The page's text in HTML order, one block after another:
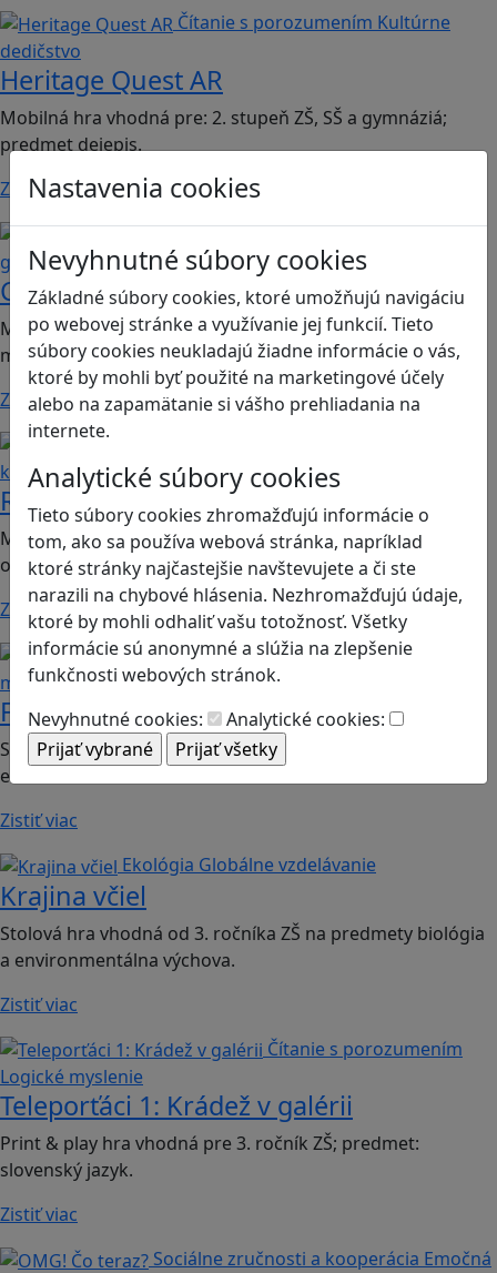
Nastavenia cookies
Nevyhnutné súbory cookies
Základné súbory cookies, ktoré umožňujú navigáciu
po webovej stránke a využívanie jej funkcií. Tieto
súbory cookies neukladajú žiadne informácie o vás,
ktoré by mohli byť použité na marketingové účely
alebo na zapamätanie si vášho prehliadania na
internete.
Analytické súbory cookies
Tieto súbory cookies zhromažďujú informácie o
tom, ako sa používa webová stránka, napríklad
ktoré stránky najčastejšie navštevujete a či ste
narazili na chybové hlásenia. Nezhromažďujú údaje,
ktoré by mohli odhaliť vašu totožnosť. Všetky
informácie sú anonymné a slúžia na zlepšenie
funkčnosti webových stránok.
Nevyhnutné cookies:
Analytické cookies:
Čítanie s porozumením Kultúrne
dedičstvo
Heritage Quest AR
Mobilná hra vhodná pre: 2. stupeň ZŠ, SŠ a gymnáziá;
predmet dejepis.
Zistiť viac
Kritické myslenieMediálna
gramotnosť
Chicken Intelligence Agency
Mobilná hra vhodná pre 2. stupeň ZŠ a SŠ; predmety:
mediálna výchova, informatika
Zistiť viac
Ľudské práva a tolerancia
kooperácia
Romoji
Mobilná hra vhodná pre 2. ročník ZŠ a SŠ; predmety:
občianska náuka, etická výchova.
Zistiť viac
Finančná gramotnosťLogické
myslenie
Finančné príšery
Spoločenská hra vhodná pre 2. stupeň ZŠ a SŠ; predmet:
ekonómia
Zistiť viac
Ekológia Globálne vzdelávanie
Krajina včiel
Stolová hra vhodná od 3. ročníka ZŠ na predmety biológia
a environmentálna výchova.
Zistiť viac
Čítanie s porozumením
Logické myslenie
Teleporťáci 1: Krádež v galérii
Print & play hra vhodná pre 3. ročník ZŠ; predmet:
slovenský jazyk.
Zistiť viac
Sociálne zručnosti a kooperácia Emočná